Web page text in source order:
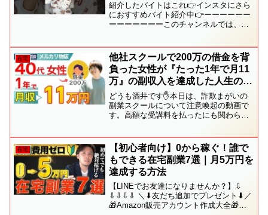
紹介したバイトはこれ👉インスタにさら
におすすめバイト紹介中👉ーーーーーー
ーーーーーーーこのチャンネルでは、バ
になる方はぜひコメントにお願いいたし
ます！#在宅 #バイト ...
在宅
他社スクールで200万の借金を背
負った女性が『たった1年で月11
万』の副収入を達成した人生の逆
転劇
どうも酒井です✋本日は、詐欺まがいの
副業スクールについて注意喚起の動画で
す。高額な受講料を払ったにも関わら
では、"メルカリ物販" の地に足ついた副
業ノウハウについて発信...
在宅
【初心者向け】0から稼ぐ！誰で
もできる在宅副業7選｜月5万円を
達成する方法
【LINEでお友達になりませんか？】⇩
⇩⇩⇩⇩ ＼⬇友だち追加でプレゼント⬇／
🎁Amazon販売アカウント作成大全🎁副